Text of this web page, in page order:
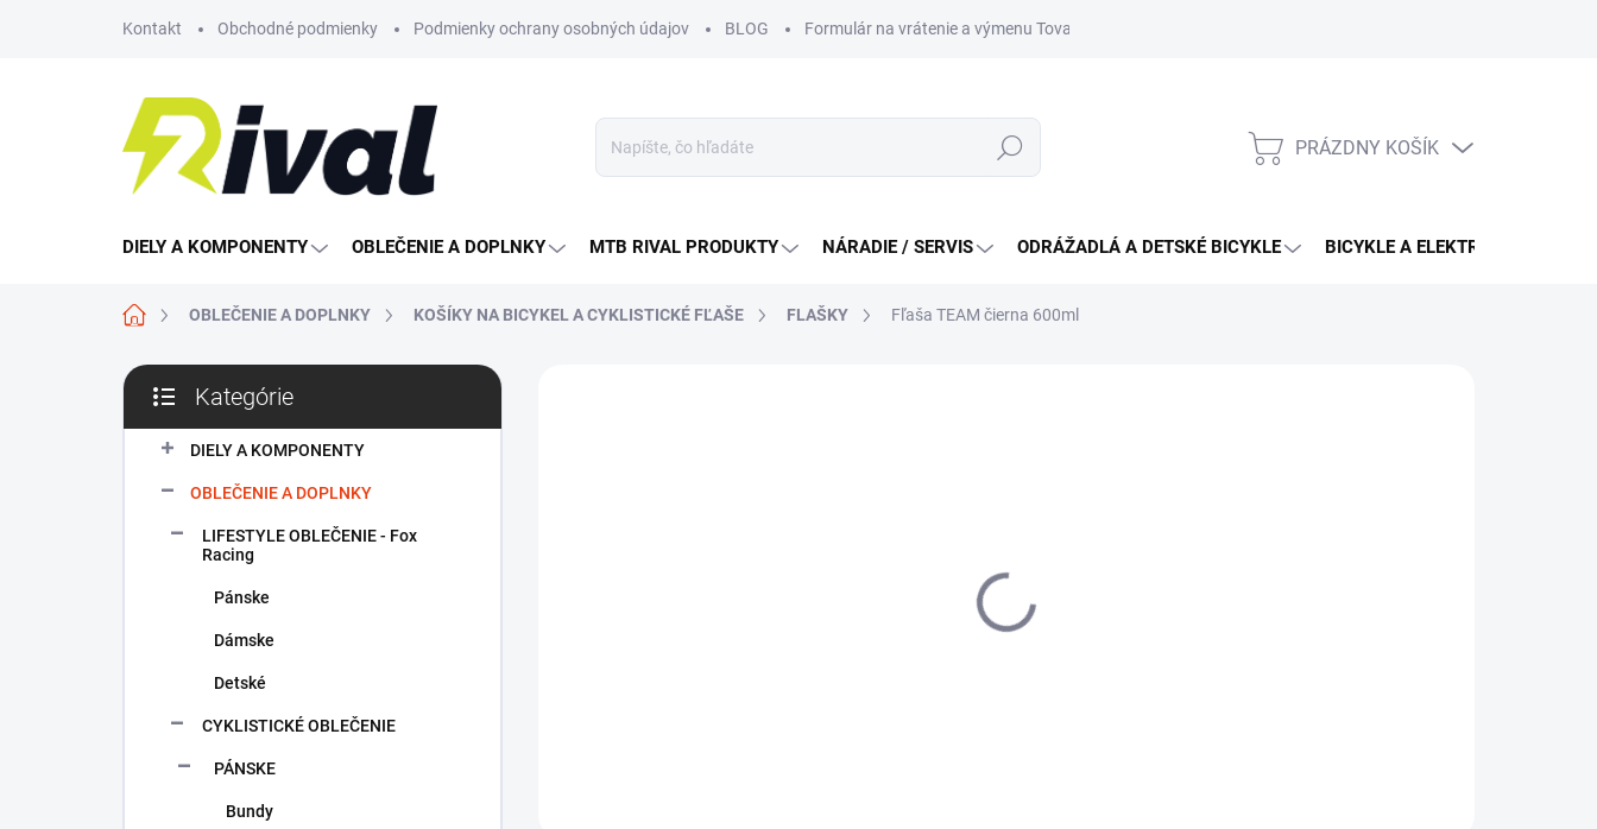
Kontakt Obchodné podmienky Podmienky ochrany osobných údajov BLOG Formulár na vrátenie a výmenu Tovaru
Hľadať
NÁKUPNÝ
PRÁZDNY KOŠÍK
DIELY A KOMPONENTY OBLEČENIE A DOPLNKY MTB RIVAL PRODUKTY NÁRADIE / SERVIS ODRÁŽADLÁ A DETSKÉ BICYKLE BICYKLE A ELEKTRO BICYKLE
DomovOBLEČENIE A DOPLNKY KOŠÍKY NA BICYKEL A CYKLISTICKÉ FĽAŠE FLAŠKY Fľaša TEAM čierna 600ml
B
č
kategórie
Kategórie
DIELY A KOMPONENTY
OBLEČENIE A DOPLNKY
LIFESTYLE OBLEČENIE - Fox
Racing
Pánske
Dámske
Detské
CYKLISTICKÉ OBLEČENIE
PÁNSKE
Bundy
DORUČENIA